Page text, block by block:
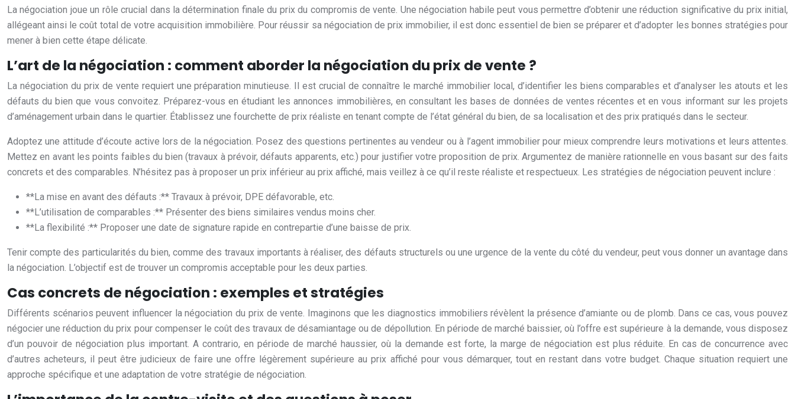
La négociation joue un rôle crucial dans la détermination finale du prix du compromis de vente. Une négociation habile peut vous permettre d’obtenir une réduction significative du prix initial,
allégeant ainsi le coût total de votre acquisition immobilière. Pour réussir sa négociation de prix immobilier, il est donc essentiel de bien se préparer et d’adopter les bonnes stratégies pour
mener à bien cette étape délicate.
L’art de la négociation : comment aborder la négociation du prix de vente ?
La négociation du prix de vente requiert une préparation minutieuse. Il est crucial de connaître le marché immobilier local, d’identifier les biens comparables et d’analyser les atouts et les
défauts du bien que vous convoitez. Préparez-vous en étudiant les annonces immobilières, en consultant les bases de données de ventes récentes et en vous informant sur les projets
d’aménagement urbain dans le quartier. Établissez une fourchette de prix réaliste en tenant compte de l’état général du bien, de sa localisation et des prix pratiqués dans le secteur.
Adoptez une attitude d’écoute active lors de la négociation. Posez des questions pertinentes au vendeur ou à l’agent immobilier pour mieux comprendre leurs motivations et leurs attentes.
Mettez en avant les points faibles du bien (travaux à prévoir, défauts apparents, etc.) pour justifier votre proposition de prix. Argumentez de manière rationnelle en vous basant sur des faits
concrets et des comparables. N’hésitez pas à proposer un prix inférieur au prix affiché, mais veillez à ce qu’il reste réaliste et respectueux. Les stratégies de négociation peuvent inclure :
**La mise en avant des défauts :** Travaux à prévoir, DPE défavorable, etc.
**L’utilisation de comparables :** Présenter des biens similaires vendus moins cher.
**La flexibilité :** Proposer une date de signature rapide en contrepartie d’une baisse de prix.
Tenir compte des particularités du bien, comme des travaux importants à réaliser, des défauts structurels ou une urgence de la vente du côté du vendeur, peut vous donner un avantage dans
la négociation. L’objectif est de trouver un compromis acceptable pour les deux parties.
Cas concrets de négociation : exemples et stratégies
Différents scénarios peuvent influencer la négociation du prix de vente. Imaginons que les diagnostics immobiliers révèlent la présence d’amiante ou de plomb. Dans ce cas, vous pouvez
négocier une réduction du prix pour compenser le coût des travaux de désamiantage ou de dépollution. En période de marché baissier, où l’offre est supérieure à la demande, vous disposez
d’un pouvoir de négociation plus important. A contrario, en période de marché haussier, où la demande est forte, la marge de négociation est plus réduite. En cas de concurrence avec
d’autres acheteurs, il peut être judicieux de faire une offre légèrement supérieure au prix affiché pour vous démarquer, tout en restant dans votre budget. Chaque situation requiert une
approche spécifique et une adaptation de votre stratégie de négociation.